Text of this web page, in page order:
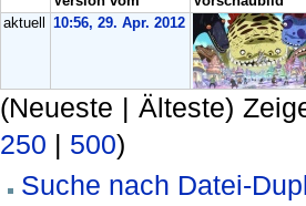
aktuell
10:56, 29. Apr. 2012
(Neueste | Älteste)
250 | 500)
Suche nach Datei-